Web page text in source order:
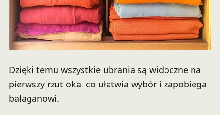
Dzięki temu wszystkie ubrania są widoczne na
pierwszy rzut oka, co ułatwia wybór i zapobiega
bałaganowi.